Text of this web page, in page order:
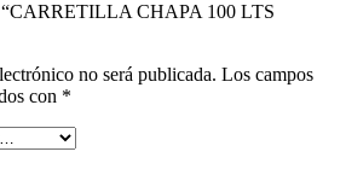
“CARRETILLA CHAPA 100 LTS
no será publicada. Los campos
con *